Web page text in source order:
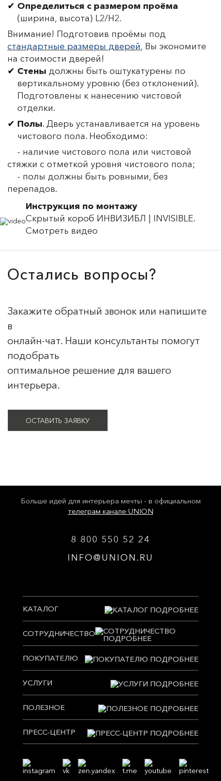
Определиться с размером проёма
(ширина, высота) L2/H2.
Внимание! Подготовив проёмы под
стандартные размеры дверей, Вы экономите
на стоимости дверей!
Стены должны быть оштукатурены по
вертикальному уровню (без отклонений).
Подготовлены к нанесению чистовой
отделки.
Полы. Дверь устанавливается на уровень
чистового пола. Необходимо:
- наличие чистового пола или чистовой
стяжки с отметкой уровня чистового пола;
- полы должны быть ровными, без
перепадов.
Инструкция по монтажу
Скрытый короб ИНВИЗИБЛ | INVISIBLE.
Смотреть видео
Остались вопросы?
Закажите обратный звонок или напишите
в
онлайн-чат. Наши консультанты помогут
подобрать
оптимальное решение для вашего
интерьера.
ОСТАВИТЬ ЗАЯВКУ
Больше идей для интерьера мечты - в официальном
телеграм канале UNION
8 800 550 52 24
INFO@UNION.RU
КАТАЛОГ
СОТРУДНИЧЕСТВО
ПОКУПАТЕЛЮ
УСЛУГИ
ПОЛЕЗНОЕ
ПРЕСС-ЦЕНТР